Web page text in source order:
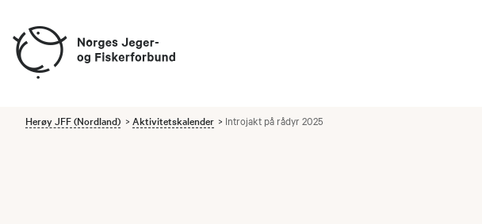
Herøy JFF (Nordland) Aktivitetskalender Introjakt på rådyr 2025